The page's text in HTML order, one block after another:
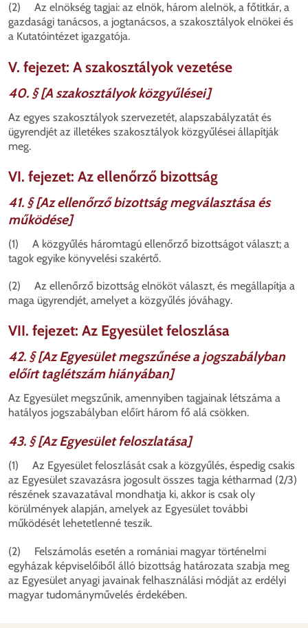
(2) Az elnökség tagjai: az elnök, három alelnök, a főtitkár, a
gazdasági tanácsos, a jogtanácsos, a szakosztályok elnökei és
a Kutatóintézet igazgatója.
V. fejezet: A szakosztályok vezetése
40. § [A szakosztályok közgyűlései]
Az egyes szakosztályok szervezetét, alapszabályzatát és
ügyrendjét az illetékes szakosztályok közgyűlései állapítják
meg.
VI. fejezet: Az ellenőrző bizottság
41. § [Az ellenőrző bizottság megválasztása és
működése]
(1) A közgyűlés háromtagú ellenőrző bizottságot választ; a
tagok egyike könyvelési szakértő.
(2) Az ellenőrző bizottság elnököt választ, és megállapítja a
maga ügyrendjét, amelyet a közgyűlés jóváhagy.
VII. fejezet: Az Egyesület feloszlása
42. § [Az Egyesület megszűnése a jogszabályban
előírt taglétszám hiányában]
Az Egyesület megszűnik, amennyiben tagjainak létszáma a
hatályos jogszabályban előírt három fő alá csökken.
43. § [Az Egyesület feloszlatása]
(1) Az Egyesület feloszlását csak a közgyűlés, éspedig csakis
az Egyesület szavazásra jogosult összes tagja kétharmad (2/3)
részének szavazatával mondhatja ki, akkor is csak oly
körülmények alapján, amelyek az Egyesület további
működését lehetetlenné teszik.
(2) Felszámolás esetén a romániai magyar történelmi
egyházak képviselőiből álló bizottság határozata szabja meg
az Egyesület anyagi javainak felhasználási módját az erdélyi
magyar tudományművelés érdekében.